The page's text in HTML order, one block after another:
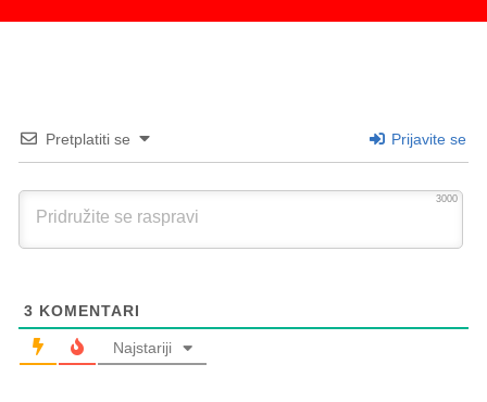
Pretplatiti se Prijavite se
3000
3 KOMENTARI
Najstariji